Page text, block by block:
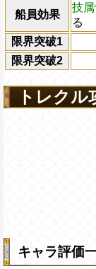
船員効果
技
る
限界突破1
限界突破2
トレクル
キャラ評価